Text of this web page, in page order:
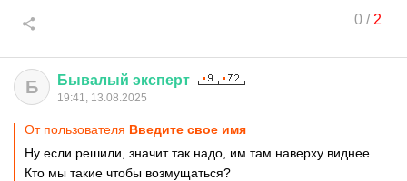
0/ 2
Б Бывалый эксперт
19:41, 13.08.2025
От пользователя Введите свое имя
Ну если решили, значит так надо, им там наверху виднее.
Кто мы такие чтобы возмущаться?